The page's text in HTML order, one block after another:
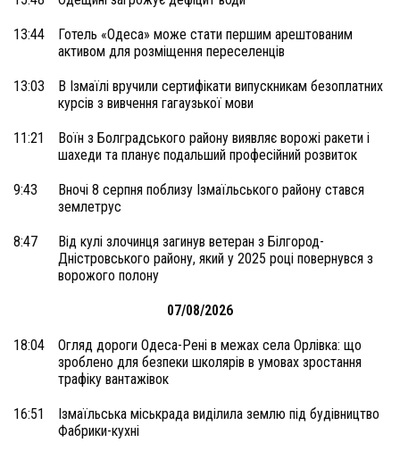
13:44
Готель «Одеса» може стати першим арештованим
активом для розміщення переселенців
13:03
В Ізмаїлі вручили сертифікати випускникам безоплатних
курсів з вивчення гагаузької мови
11:21
Воїн з Болградського району виявляє ворожі ракети і
шахеди та планує подальший професійний розвиток
9:43
Вночі 8 серпня поблизу Ізмаїльського району стався
землетрус
8:47
Від кулі злочинця загинув ветеран з Білгород-
Дністровського району, який у 2025 році повернувся з
ворожого полону
07/08/2026
18:04
Огляд дороги Одеса-Рені в межах села Орлівка: що
зроблено для безпеки школярів в умовах зростання
трафіку вантажівок
16:51
Ізмаїльська міськрада виділила землю під будівництво
Фабрики-кухні